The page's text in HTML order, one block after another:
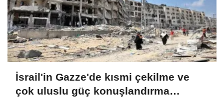
İsrail'in Gazze'de kısmi çekilme ve
çok uluslu güç konuşlandırma